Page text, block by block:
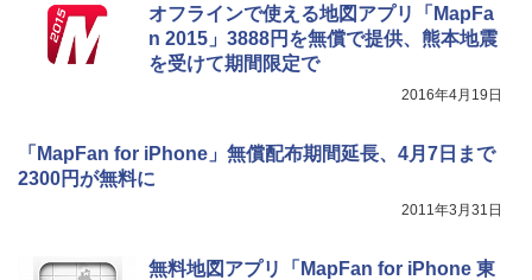
オフラインで使える地図アプリ「MapFa
n 2015」3888円を無償で提供、熊本地震
を受けて期間限定で
2016年4月19日
「MapFan for iPhone」無償配布期間延長、4月7日まで
2300円が無料に
2011年3月31日
無料地図アプリ「MapFan for iPhone 東